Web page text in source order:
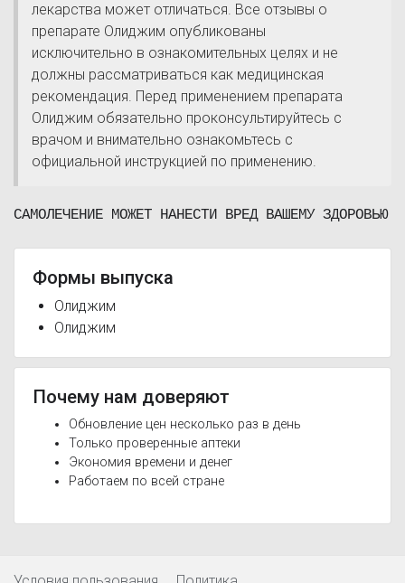
лекарства может отличаться. Все отзывы о
препарате Олиджим опубликованы
исключительно в ознакомительных целях и не
должны рассматриваться как медицинская
рекомендация. Перед применением препарата
Олиджим обязательно проконсультируйтесь с
врачом и внимательно ознакомьтесь с
официальной инструкцией по применению.
САМОЛЕЧЕНИЕ МОЖЕТ НАНЕСТИ ВРЕД ВАШЕМУ ЗДОРОВЬЮ
Формы выпуска
Олиджим
Олиджим
Почему нам доверяют
Обновление цен несколько раз в день
Только проверенные аптеки
Экономия времени и денег
Работаем по всей стране